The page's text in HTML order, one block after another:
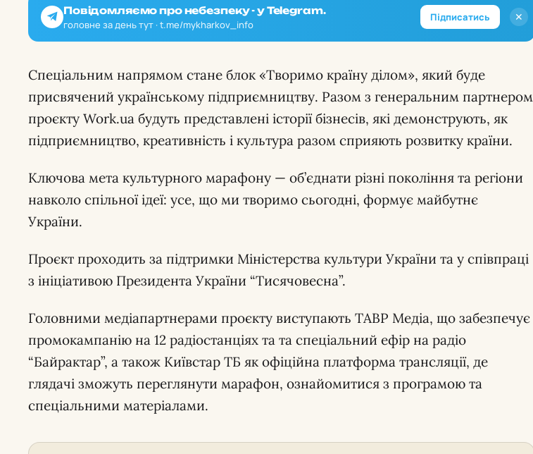
✕
Повідомляємо про небезпеку - у Telegram.
головне за день тут · t.me/mykharkov_info
Підписатись
Спеціальним напрямом стане блок «Творимо країну ділом», який буде
присвячений українському підприємництву. Разом з генеральним партнером
проєкту Work.ua будуть представлені історії бізнесів, які демонструють, як
підприємництво, креативність і культура разом сприяють розвитку країни.
Ключова мета культурного марафону — об’єднати різні покоління та регіони
навколо спільної ідеї: усе, що ми творимо сьогодні, формує майбутнє
України.
Проєкт проходить за підтримки Міністерства культури України та у співпраці
з ініціативою Президента України “Тисячовесна”.
Головними медіапартнерами проєкту виступають ТАВР Медіа, що забезпечує
промокампанію на 12 радіостанціях та та спеціальний ефір на радіо
“Байрактар”, а також Київстар ТБ як офіційна платформа трансляції, де
глядачі зможуть переглянути марафон, ознайомитися з програмою та
спеціальними матеріалами.